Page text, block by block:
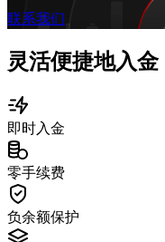
联系我们
灵活便捷地入金
即时入金
零手续费
负余额保护